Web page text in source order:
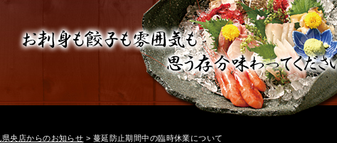
燕市 吉田 県央 居酒屋 餃子
央店からのお知らせ > 蔓延防止期間中の臨時休業について